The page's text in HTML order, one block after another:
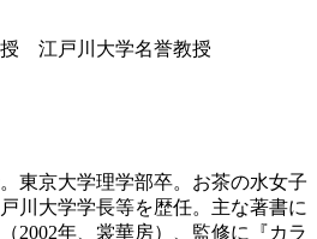
江戸川大学名誉教授
東京大学理学部卒。お茶の水女子
川大学学長等を歴任。主な著書に
2002年、裳華房）、監修に『カラ